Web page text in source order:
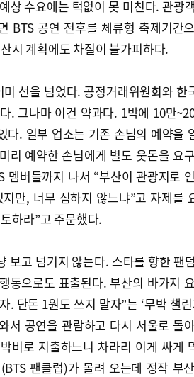
상 수요에는 턱없이 못 미친다. 관광
BTS 공연 전후를 체류형 축제기간
시 계획에도 차질이 불가피하다.
선을 넘었다. 공정거래위원회와 한
. 그나마 이건 약과다. 1박에 10만
다. 일부 업소는 기존 손님의 예약을
리 예약한 손님에게 별도 웃돈을 요
멤버들까지 나서 “부산이 관광지로
만, 너무 심하지 않느냐”고 자제를
하라”고 주문했다.
보고 넘기지 않는다. 스타를 향한 팬
동으로도 표출된다. 부산의 바가지
단돈 1원도 쓰지 말자”는 ‘무박 챌린
서 공연을 관람하고 다시 서울로 돌
비로 지출하느니 차라리 이게 싸게
팬클럽)가 몰려 오는데 정작 부